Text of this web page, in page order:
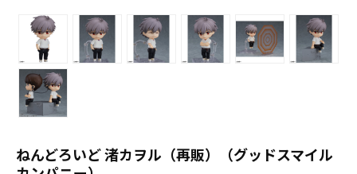
ねんどろいど 渚カヲル（再販）（グッドスマイル